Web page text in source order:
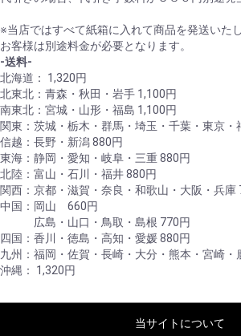
※当店ではすべて紙箱に入れて商品を発送いた
お客様は別途料金が必要となります。
-送料-
北海道： 1,320円
北東北：青森・秋田・岩手 1,100円
南東北：宮城・山形・福島 1,100円
関東：茨城・栃木・群馬・埼玉・千葉・東京・
信越：長野・新潟 880円
東海：静岡・愛知・岐阜・三重 880円
北陸：富山・石川・福井 880円
関西：京都・滋賀・奈良・和歌山・大阪・兵庫
中国：岡山 660円
広島・山口・鳥取・島根 770円
四国：香川・徳島・高知・愛媛 880円
九州：福岡・佐賀・長崎・大分・熊本・宮崎・
沖縄： 1,320円
当サイトについて